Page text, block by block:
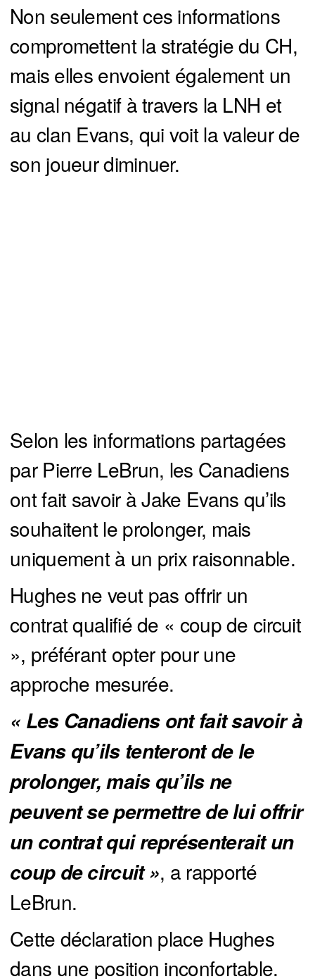
Non seulement ces informations
compromettent la stratégie du CH,
mais elles envoient également un
signal négatif à travers la LNH et
au clan Evans, qui voit la valeur de
son joueur diminuer.
Selon les informations partagées
par Pierre LeBrun, les Canadiens
ont fait savoir à Jake Evans qu’ils
souhaitent le prolonger, mais
uniquement à un prix raisonnable.
Hughes ne veut pas offrir un
contrat qualifié de « coup de circuit
», préférant opter pour une
approche mesurée.
« Les Canadiens ont fait savoir à
Evans qu’ils tenteront de le
prolonger, mais qu’ils ne
peuvent se permettre de lui offrir
un contrat qui représenterait un
coup de circuit », a rapporté
LeBrun.
Cette déclaration place Hughes
dans une position inconfortable.